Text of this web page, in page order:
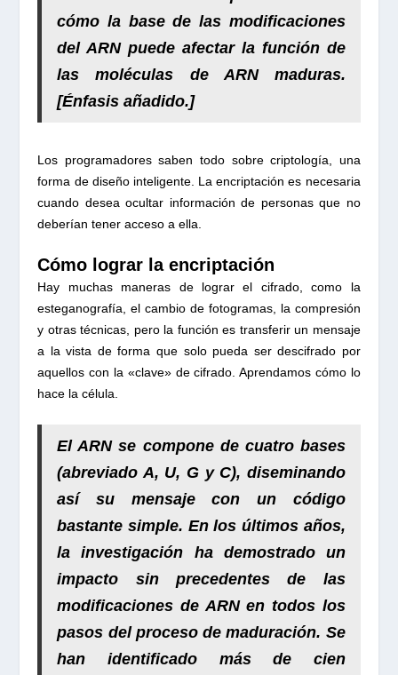
cómo la base de las modificaciones
del ARN puede afectar la funciónde
las moléculas de ARN maduras.
[Énfasis añadido.]
Los programadores saben todo sobre criptología, una
forma de diseño inteligente. La encriptación es necesaria
cuando desea ocultar información de personas que no
deberían tener acceso a ella.
Cómo lograr la encriptación
Hay muchas maneras de lograr el cifrado, como la
esteganografía, el cambio de fotogramas, la compresión
y otras técnicas, pero la función es transferir un mensaje
a la vista de forma que solo pueda ser descifrado por
aquellos con la «clave» de cifrado. Aprendamos cómo lo
hace la célula.
El ARN se compone de cuatro bases
(abreviado A, U, G y C), diseminando
así su mensajecon un código
bastante simple. En los últimos años,
la investigación ha demostrado un
impacto sin precedentes de las
modificaciones de ARN en todos los
pasos del proceso de maduración. Se
han identificado más de cien